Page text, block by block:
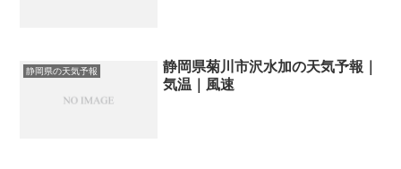
静岡県の天気予報
静岡県菊川市沢水加の天気予報｜
気温｜風速